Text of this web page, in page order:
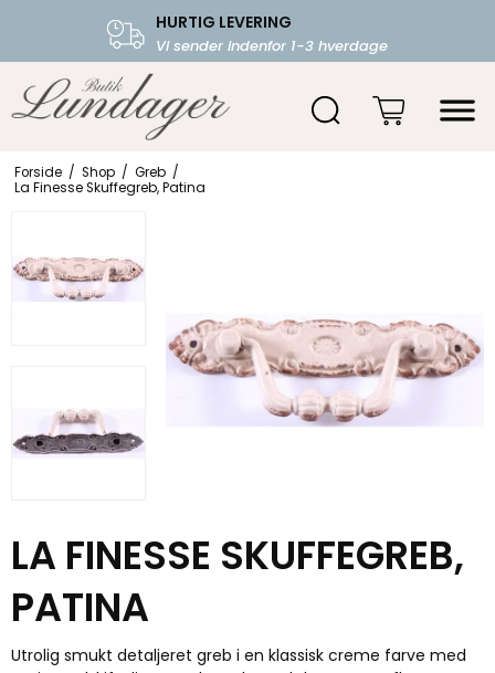
HURTIG LEVERING
Vi sender indenfor 1-3 hverdage
FRI FRAGT OVER 599.-
Starter fra 39,-
Forside / Shop / Greb /
La Finesse Skuffegreb, Patina
LA FINESSE SKUFFEGREB,
PATINA
Utrolig smukt detaljeret greb i en klassisk creme farve med